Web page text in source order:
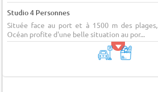
Studio 4 Personnes
Située face au port et à 1500 m des
Océan profite d'une belle situation au por...